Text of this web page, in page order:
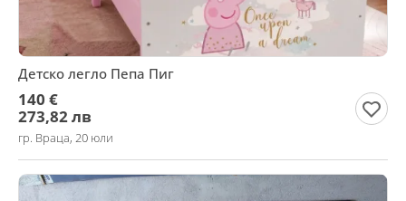
Детско легло Пепа Пиг
140 €
273,82 лв
гр. Враца, 20 юли